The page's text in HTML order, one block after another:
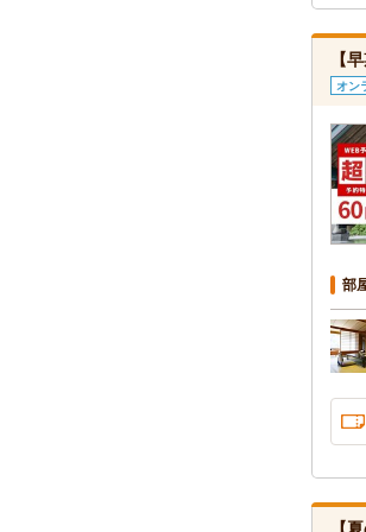
【
オン
部